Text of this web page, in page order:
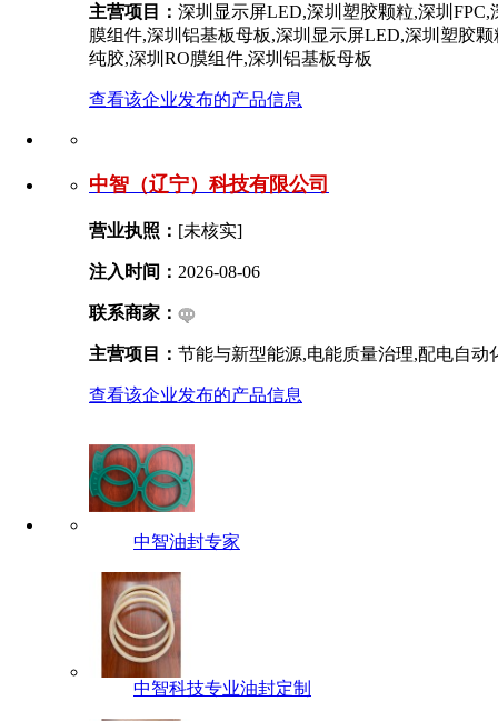
主营项目： 深圳显示屏LED,深圳塑胶颗粒,深圳
膜组件,深圳铝基板母板,深圳显示屏LED,深圳塑胶
纯胶,深圳RO膜组件,深圳铝基板母板
查看该企业发布的产品信息
中智（辽宁）科技有限公司
营业执照： [未核实]
注入时间： 2026-08-06
联系商家：
主营项目： 节能与新型能源,电能质量治理,配电自
查看该企业发布的产品信息
中智油封专家
中智科技专业油封定制